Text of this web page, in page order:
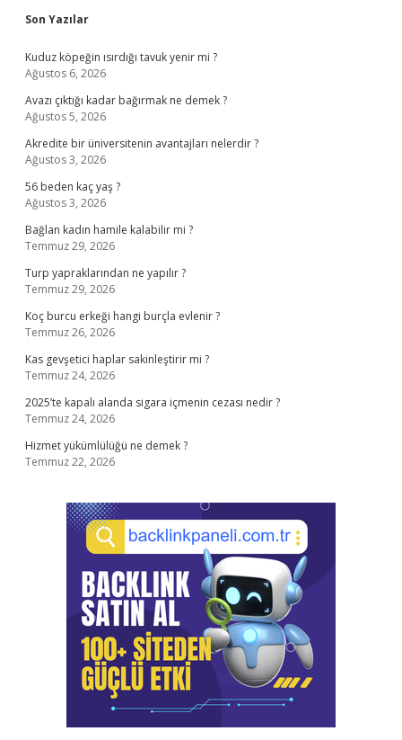
Sidebar
Son Yazılar
Kuduz köpeğin ısırdığı tavuk yenir mi ?
Ağustos 6, 2026
Avazı çıktığı kadar bağırmak ne demek ?
Ağustos 5, 2026
Akredite bir üniversitenin avantajları nelerdir ?
Ağustos 3, 2026
56 beden kaç yaş ?
Ağustos 3, 2026
Bağlan kadın hamile kalabilir mi ?
Temmuz 29, 2026
Turp yapraklarından ne yapılır ?
Temmuz 29, 2026
Koç burcu erkeği hangi burçla evlenir ?
Temmuz 26, 2026
Kas gevşetici haplar sakinleştirir mi ?
Temmuz 24, 2026
2025’te kapalı alanda sigara içmenin cezası nedir ?
Temmuz 24, 2026
Hizmet yükümlülüğü ne demek ?
Temmuz 22, 2026